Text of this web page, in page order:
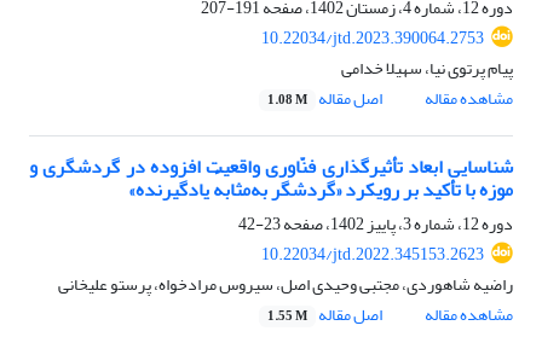
دوره 12، شماره 4، زمستان 1402، صفحه
191-207
10.22034/jtd.2023.390064.2753
پیام پرتوی نیا، سهیلا خدامی
مشاهده مقاله
اصل مقاله 1.08 M
شناسایی ابعاد تأثیرگذاری فنّاوری واقعیت افزوده در گردشگری و
موزه با تأکید بر رویکرد «گردشگر به‌مثابهٔ یادگیرنده»
دوره 12، شماره 3، پاییز 1402، صفحه
23-42
10.22034/jtd.2022.345153.2623
راضیه شاهوردی، مجتبی وحیدی اصل، سیروس مرادخواه، پرستو علیخانی
مشاهده مقاله
اصل مقاله 1.55 M